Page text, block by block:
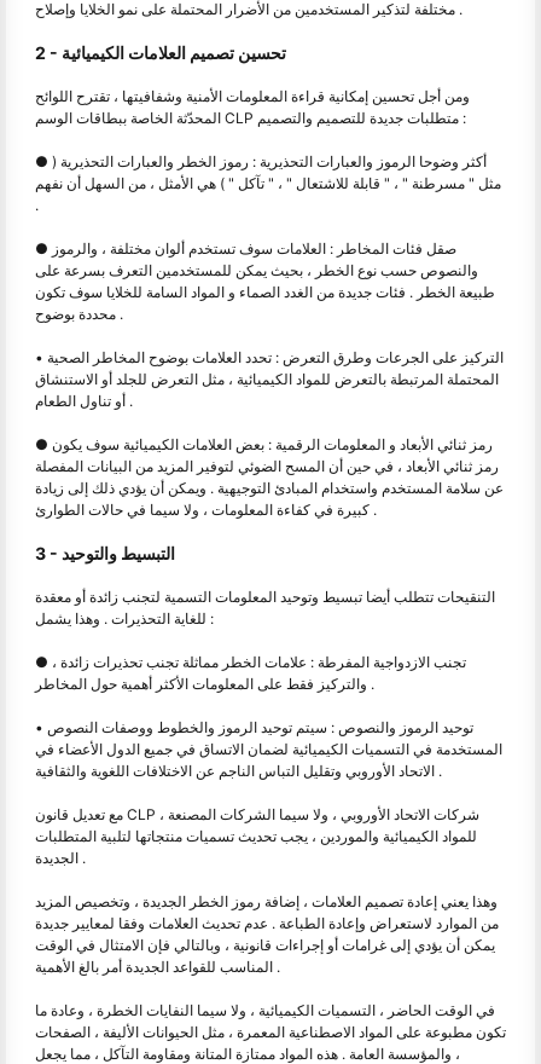
مختلفة لتذكير المستخدمين من الأضرار المحتملة على نمو الخلايا وإصلاح .
2 - تحسين تصميم العلامات الكيميائية
ومن أجل تحسين إمكانية قراءة المعلومات الأمنية وشفافيتها ، تقترح اللوائح
المحدّثة الخاصة ببطاقات الوسم CLP متطلبات جديدة للتصميم والتصميم :
● أكثر وضوحا الرموز والعبارات التحذيرية : رموز الخطر والعبارات التحذيرية (
مثل " مسرطنة " ، " قابلة للاشتعال " ، " تآكل " ) هي الأمثل ، من السهل أن نفهم
.
● صقل فئات المخاطر : العلامات سوف تستخدم ألوان مختلفة ، والرموز
والنصوص حسب نوع الخطر ، بحيث يمكن للمستخدمين التعرف بسرعة على
طبيعة الخطر . فئات جديدة من الغدد الصماء و المواد السامة للخلايا سوف تكون
محددة بوضوح .
• التركيز على الجرعات وطرق التعرض : تحدد العلامات بوضوح المخاطر الصحية
المحتملة المرتبطة بالتعرض للمواد الكيميائية ، مثل التعرض للجلد أو الاستنشاق
أو تناول الطعام .
● رمز ثنائي الأبعاد و المعلومات الرقمية : بعض العلامات الكيميائية سوف يكون
رمز ثنائي الأبعاد ، في حين أن المسح الضوئي لتوفير المزيد من البيانات المفصلة
عن سلامة المستخدم واستخدام المبادئ التوجيهية . ويمكن أن يؤدي ذلك إلى زيادة
كبيرة في كفاءة المعلومات ، ولا سيما في حالات الطوارئ .
3 - التبسيط والتوحيد
التنقيحات تتطلب أيضا تبسيط وتوحيد المعلومات التسمية لتجنب زائدة أو معقدة
للغاية التحذيرات . وهذا يشمل :
● تجنب الازدواجية المفرطة : علامات الخطر مماثلة تجنب تحذيرات زائدة ،
والتركيز فقط على المعلومات الأكثر أهمية حول المخاطر .
• توحيد الرموز والنصوص : سيتم توحيد الرموز والخطوط ووصفات النصوص
المستخدمة في التسميات الكيميائية لضمان الاتساق في جميع الدول الأعضاء في
الاتحاد الأوروبي وتقليل التباس الناجم عن الاختلافات اللغوية والثقافية .
مع تعديل قانون CLP ، شركات الاتحاد الأوروبي ، ولا سيما الشركات المصنعة
للمواد الكيميائية والموردين ، يجب تحديث تسميات منتجاتها لتلبية المتطلبات
الجديدة .
وهذا يعني إعادة تصميم العلامات ، إضافة رموز الخطر الجديدة ، وتخصيص المزيد
من الموارد لاستعراض وإعادة الطباعة . عدم تحديث العلامات وفقا لمعايير جديدة
يمكن أن يؤدي إلى غرامات أو إجراءات قانونية ، وبالتالي فإن الامتثال في الوقت
المناسب للقواعد الجديدة أمر بالغ الأهمية .
في الوقت الحاضر ، التسميات الكيميائية ، ولا سيما النفايات الخطرة ، وعادة ما
تكون مطبوعة على المواد الاصطناعية المعمرة ، مثل الحيوانات الأليفة ، الصفحات
، والمؤسسة العامة . هذه المواد ممتازة المتانة ومقاومة التآكل ، مما يجعل